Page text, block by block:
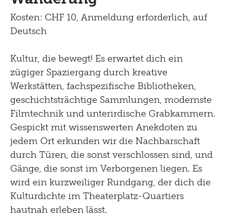
Lernen
Kultur Inklusiv
Menu
Picknick
Brunch
Kontakt
Late Thursday Menu
Shop
Kosten: CHF 10, Anmeldung erforderlich, auf
Deutsch
Kultur, die bewegt! Es erwartet dich ein
zügiger Spaziergang durch kreative
Werkstätten, fachspezifische Bibliotheken,
geschichtsträchtige Sammlungen, modernste
Filmtechnik und unterirdische Grabkammern.
Gespickt mit wissenswerten Anekdoten zu
jedem Ort erkunden wir die Nachbarschaft
durch Türen, die sonst verschlossen sind, und
Gänge, die sonst im Verborgenen liegen. Es
wird ein kurzweiliger Rundgang, der dich die
Kulturdichte im Theaterplatz-Quartiers
hautnah erleben lässt.